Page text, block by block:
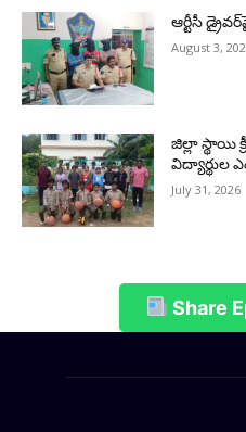
ఆర్టీసీ
August 3,
జిల్లా స్థాయి
విద్యార్థుల
July 31, 2026
Share